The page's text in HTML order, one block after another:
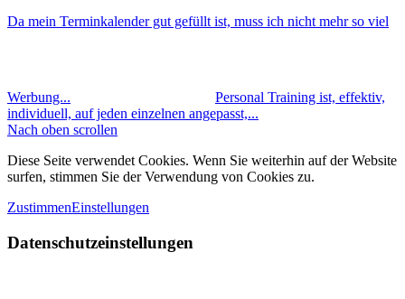
Da mein Terminkalender gut gefüllt ist, muss ich nicht mehr so viel
Werbung...
Personal Training ist, effektiv,
individuell, auf jeden einzelnen angepasst,...
Nach oben scrollen
Diese Seite verwendet Cookies. Wenn Sie weiterhin auf der Website
surfen, stimmen Sie der Verwendung von Cookies zu.
ZustimmenEinstellungen
Datenschutzeinstellungen